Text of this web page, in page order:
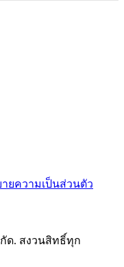
ยความเป็นส่วนตัว
ด. สงวนสิทธิ์ทุก